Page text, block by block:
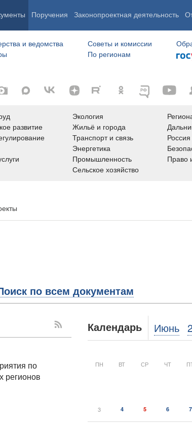
Поручения Законопроектная деятельность
и ведомства
Советы и комиссии
По регионам
развитие
Экология
Жильё и города
Транспорт и связь
Энергетика
Промышленность
Сельское хозяйство
Право
по всем документам
по
регионов
Календарь Июнь
ПН ВТ СР ЧТ
3 4 5 6 7